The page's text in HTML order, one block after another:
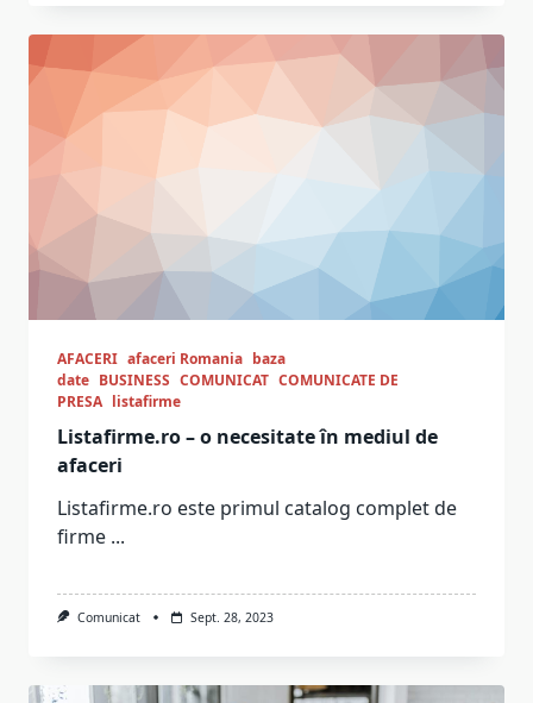
AFACERI afaceri Romania baza
date BUSINESS COMUNICAT COMUNICATE DE
PRESA listafirme
Listafirme.ro – o necesitate în mediul de
afaceri
Listafirme.ro este primul catalog complet de
firme ...
Comunicat Sept. 28, 2023